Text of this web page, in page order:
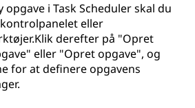
i Task Scheduler skal du
eller
derefter på "Opret
eller "Opret opgave", og
for at definere opgavens